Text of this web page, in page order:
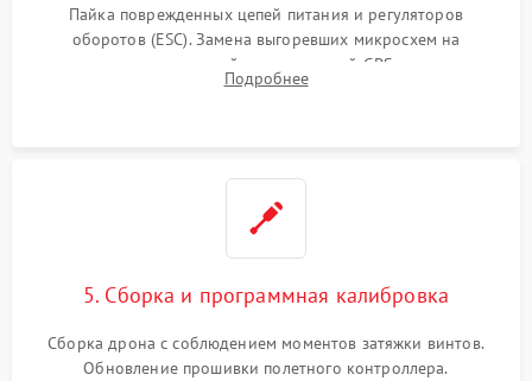
Пайка поврежденных цепей питания и регуляторов
оборотов (ESC). Замена выгоревших микросхем на
материнской плате, модулей GPS
Подробнее
5. Сборка и программная калибровка
Сборка дрона с соблюдением моментов затяжки винтов.
Обновление прошивки полетного контроллера.